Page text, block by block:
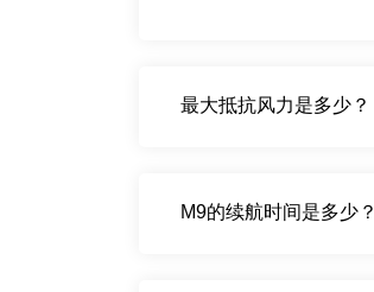
最大抵抗风力是多少？
M9的续航时间是多少？